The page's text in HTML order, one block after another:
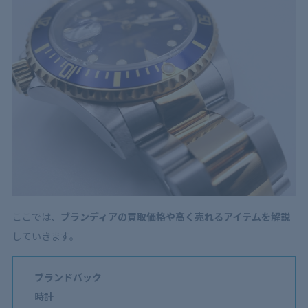
ここでは、
ブランディアの買取価格や高く売れるアイテムを解説
していきます。
ブランドバック
時計